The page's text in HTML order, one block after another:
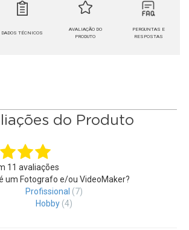
DADOS TÉCNICOS
AVALIAÇÃO DO
PRODUTO
PERGUNTAS E
RESPOSTAS
do Produto
11 avaliações
um Fotografo e/ou VideoMaker?
Profissional (7)
Hobby (4)